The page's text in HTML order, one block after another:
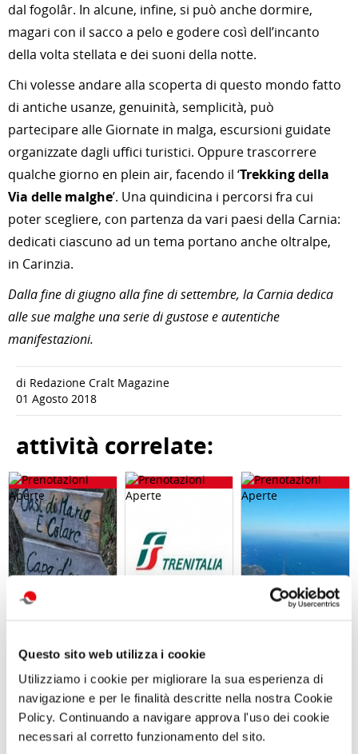
Questo sito web utilizza i cookie
Utilizziamo i cookie per migliorare la sua esperienza di
navigazione e per le finalità descritte nella nostra Cookie
Policy. Continuando a navigare approva l'uso dei cookie
necessari al corretto funzionamento del sito.
dal fogolâr. In alcune, infine, si può anche dormire,
magari con il sacco a pelo e godere così dell’incanto
della volta stellata e dei suoni della notte.
Chi volesse andare alla scoperta di questo mondo fatto
di antiche usanze, genuinità, semplicità, può
partecipare alle Giornate in malga, escursioni guidate
organizzate dagli uffici turistici. Oppure trascorrere
qualche giorno en plein air, facendo il ‘Trekking della
Via delle malghe’. Una quindicina i percorsi fra cui
poter scegliere, con partenza da vari paesi della Carnia:
dedicati ciascuno ad un tema portano anche oltralpe,
in Carinzia.
Dalla fine di giugno alla fine di settembre, la Carnia dedica
alle sue malghe una serie di gustose e autentiche
manifestazioni.
di Redazione Cralt Magazine
01 Agosto 2018
attività correlate:
Giornata in
natura con
picnic L’OASI
DI MARIO
Sabato 12
Settembre 2026
ore 10:00
Abbonameni
Trenitalia
MONTE FAITO -
UNA TERRAZZA
SUL GOLFO
Sabato 19
ore 09:30